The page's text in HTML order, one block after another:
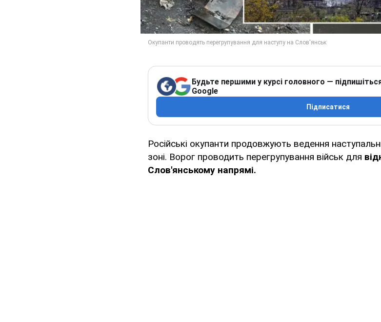
Будьте першими у курсі головного —
Google
Підписатися
Російські окупанти продовжують ведення
зоні. Ворог проводить перегрупування військ для
Слов'янському напрямі.